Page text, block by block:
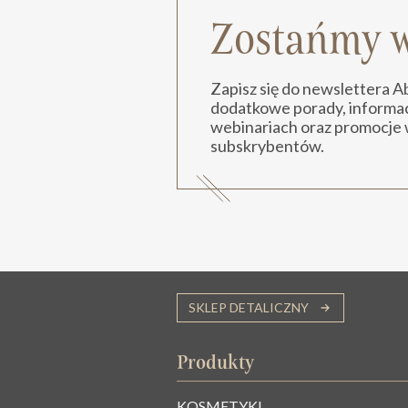
Zostańmy
Zapisz się do newslettera
dodatkowe porady,
webinariach oraz promocje
subskrybentów.
SKLEP DETALICZNY
Produkty